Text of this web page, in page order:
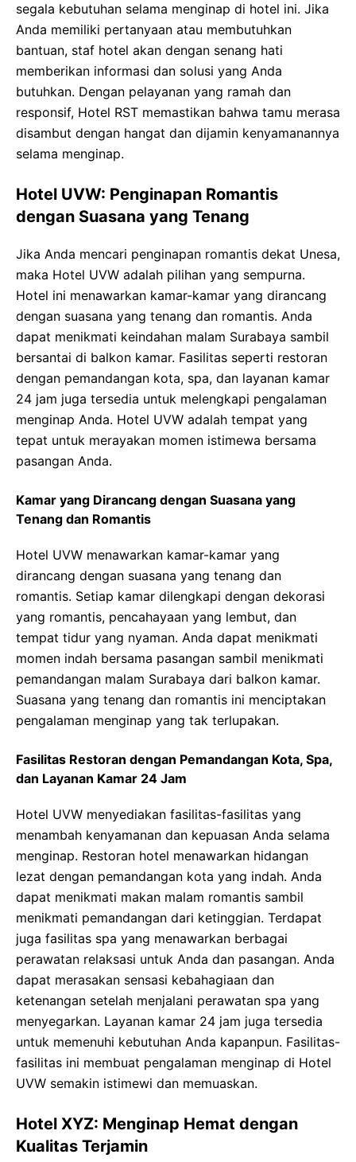
segala kebutuhan selama menginap di hotel ini. Jika
Anda memiliki pertanyaan atau membutuhkan
bantuan, staf hotel akan dengan senang hati
memberikan informasi dan solusi yang Anda
butuhkan. Dengan pelayanan yang ramah dan
responsif, Hotel RST memastikan bahwa tamu merasa
disambut dengan hangat dan dijamin kenyamanannya
selama menginap.
Hotel UVW: Penginapan Romantis
dengan Suasana yang Tenang
Jika Anda mencari penginapan romantis dekat Unesa,
maka Hotel UVW adalah pilihan yang sempurna.
Hotel ini menawarkan kamar-kamar yang dirancang
dengan suasana yang tenang dan romantis. Anda
dapat menikmati keindahan malam Surabaya sambil
bersantai di balkon kamar. Fasilitas seperti restoran
dengan pemandangan kota, spa, dan layanan kamar
24 jam juga tersedia untuk melengkapi pengalaman
menginap Anda. Hotel UVW adalah tempat yang
tepat untuk merayakan momen istimewa bersama
pasangan Anda.
Kamar yang Dirancang dengan Suasana yang
Tenang dan Romantis
Hotel UVW menawarkan kamar-kamar yang
dirancang dengan suasana yang tenang dan
romantis. Setiap kamar dilengkapi dengan dekorasi
yang romantis, pencahayaan yang lembut, dan
tempat tidur yang nyaman. Anda dapat menikmati
momen indah bersama pasangan sambil menikmati
pemandangan malam Surabaya dari balkon kamar.
Suasana yang tenang dan romantis ini menciptakan
pengalaman menginap yang tak terlupakan.
Fasilitas Restoran dengan Pemandangan Kota, Spa,
dan Layanan Kamar 24 Jam
Hotel UVW menyediakan fasilitas-fasilitas yang
menambah kenyamanan dan kepuasan Anda selama
menginap. Restoran hotel menawarkan hidangan
lezat dengan pemandangan kota yang indah. Anda
dapat menikmati makan malam romantis sambil
menikmati pemandangan dari ketinggian. Terdapat
juga fasilitas spa yang menawarkan berbagai
perawatan relaksasi untuk Anda dan pasangan. Anda
dapat merasakan sensasi kebahagiaan dan
ketenangan setelah menjalani perawatan spa yang
menyegarkan. Layanan kamar 24 jam juga tersedia
untuk memenuhi kebutuhan Anda kapanpun. Fasilitas-
fasilitas ini membuat pengalaman menginap di Hotel
UVW semakin istimewi dan memuaskan.
Hotel XYZ: Menginap Hemat dengan
Kualitas Terjamin